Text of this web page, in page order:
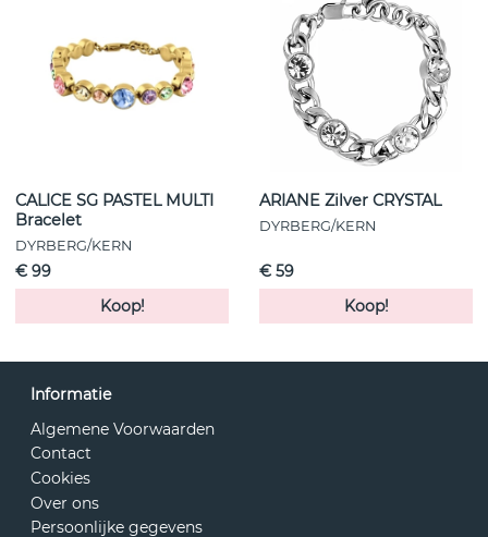
CALICE SG PASTEL MULTI
Bracelet
DYRBERG/KERN
€ 99
Koop!
ARIANE Zilver CRYSTAL
DYRBERG/KERN
€ 59
Koop!
Informatie
Algemene Voorwaarden
Contact
Cookies
Over ons
Persoonlijke gegevens